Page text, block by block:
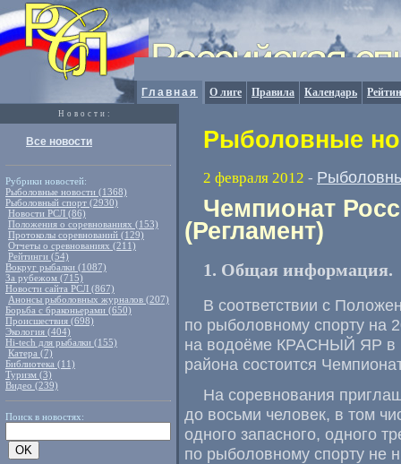
Главная О лиге Правила Календарь
Новости:
Все новости
Рубрики новостей:
Рыболовные новости (1368)
Рыболовный спорт (2930)
Новости РСЛ (86)
Положения о соревнованиях (153)
Протоколы соревнований (129)
Отчеты о сревнованиях (211)
Рейтинги (54)
Вокруг рыбалки (1087)
За рубежом (715)
Новости сайта РСЛ (867)
Анонсы рыболовных журналов (207)
Борьба с браконьерами (650)
Происшествия (698)
Экология (404)
Hi-tech для рыбалки (155)
Катера (7)
Библиотека (11)
Туризм (3)
Видео (239)
Поиск в новостях:
Рыболовные
2 февраля 2012 -
Чемпионат
(Регламент)
1. Общая информация.
В соответствии с
по рыболовному спорту на
на водоёме КРАСНЫЙ ЯР в
района состоится
На соревнования
до восьми человек, в том
одного запасного, одного
по рыболовному спорту не